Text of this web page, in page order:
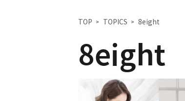
TOP TOPICS 8eight
8eight